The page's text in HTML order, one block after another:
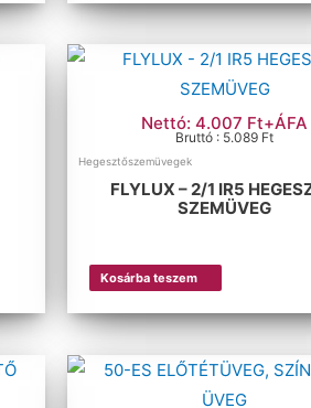
Nettó: 4.007 Ft+ÁFA
Bruttó : 5.089 Ft
Hegesztőszemüvegek
FLYLUX – 2/1 IR5
SZEMÜVEG
Kosárba teszem